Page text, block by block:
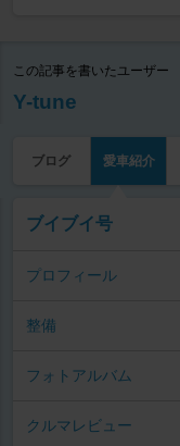
この記事を書いたユーザー
Y-tune
ブログ 愛車紹介
ブイブイ号
プロフィール
整備
フォトアルバム
クルマレビュー